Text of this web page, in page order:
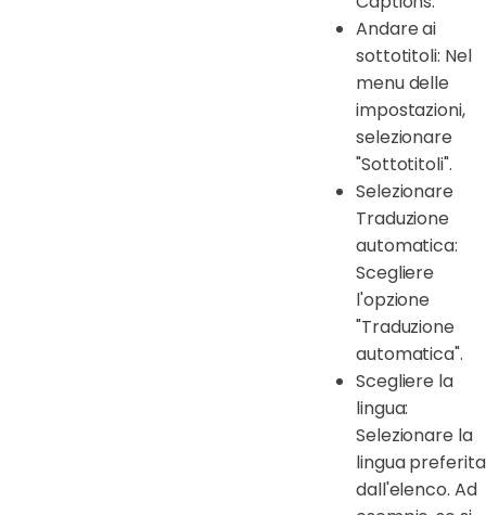
Andare ai
sottotitoli: Nel
menu delle
impostazioni,
selezionare
"Sottotitoli".
Selezionare
Traduzione
automatica:
Scegliere
l'opzione
"Traduzione
automatica".
Scegliere la
lingua:
Selezionare la
lingua preferita
dall'elenco. Ad